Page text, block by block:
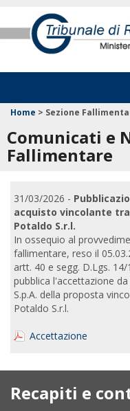
Home > Sezione
Comunicati e
Fallimentare
31/03/2026 -
acquisto vincolante
Potaldo S.r.l.
In ossequio al
fallimentare, reso il
artt. 40 e segg. D.Lgs.
pubblica l'accettazione
S.p.A. della proposta
Potaldo S.r.l.
Accettazione
Recapiti e